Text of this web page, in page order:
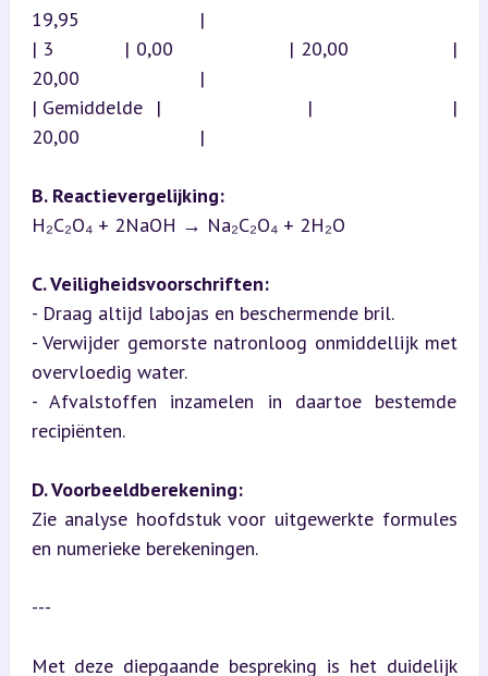
19,95                      |
| 3           | 0,00                  | 20,00                |
20,00                      |
| Gemiddelde  |                       |                      |
20,00                      |
B. Reactievergelijking:
H₂C₂O₄ + 2NaOH → Na₂C₂O₄ + 2H₂O
C. Veiligheidsvoorschriften:
- Draag altijd labojas en beschermende bril.
- Verwijder gemorste natronloog onmiddellijk met
overvloedig water.
- Afvalstoffen inzamelen in daartoe bestemde
recipiënten.
D. Voorbeeldberekening:
Zie analyse hoofdstuk voor uitgewerkte formules
en numerieke berekeningen.
---
Met deze diepgaande bespreking is het duidelijk